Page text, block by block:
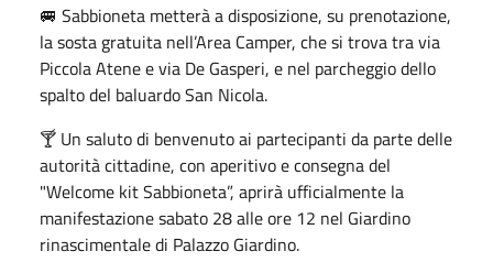
🚐 Sabbioneta metterà a disposizione, su prenotazione,
la sosta gratuita nell’Area Camper, che si trova tra via
Piccola Atene e via De Gasperi, e nel parcheggio dello
spalto del baluardo San Nicola.
🍸 Un saluto di benvenuto ai partecipanti da parte delle
autorità cittadine, con aperitivo e consegna del
"Welcome kit Sabbioneta”, aprirà ufficialmente la
manifestazione sabato 28 alle ore 12 nel Giardino
rinascimentale di Palazzo Giardino.